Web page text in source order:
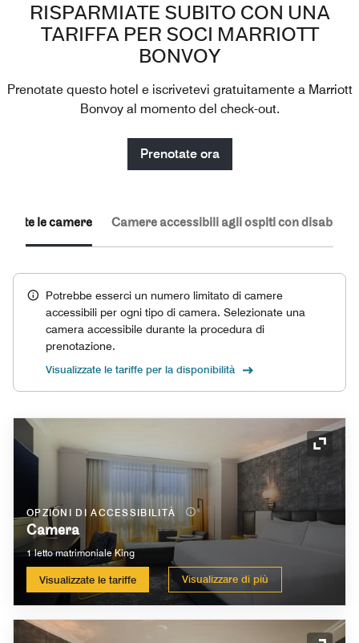
RISPARMIATE SUBITO CON UNA
TARIFFA PER SOCI MARRIOTT
BONVOY
Prenotate questo hotel e iscrivetevi gratuitamente a Marriott
Bonvoy al momento del check-out.
Prenotate ora
Tutte le camere Camere accessibili agli ospiti con disabilità
Potrebbe esserci un numero limitato di camere
accessibili per ogni tipo di camera. Selezionate una
camera accessibile durante la procedura di
prenotazione.
Visualizzate le tariffe per la disponibilità
Icona
OPZIONI DI ACCESSIBILITÀ
Camera
1 letto matrimoniale King
Visualizzate le tariffe Visualizzare di più